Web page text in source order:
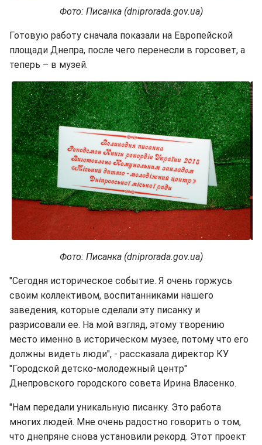
Фото: Писанка (dniprorada.gov.ua)
Готовую работу сначала показали на Европейской
площади Днепра, после чего перенесли в горсовет, а
теперь – в музей.
Фото: Писанка (dniprorada.gov.ua)
"Сегодня историческое событие. Я очень горжусь
своим коллективом, воспитанниками нашего
заведения, которые сделали эту писанку и
разрисовали ее. На мой взгляд, этому творению
место именно в историческом музее, потому что его
должны видеть люди", - рассказала директор КУ
"Городской детско-молодежный центр"
Днепровского городского совета Ирина Власенко.
"Нам передали уникальную писанку. Это работа
многих людей. Мне очень радостно говорить о том,
что днепряне снова установили рекорд. Этот проект